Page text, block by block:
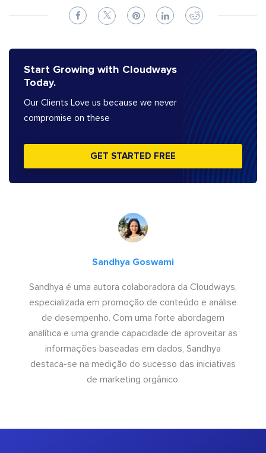
Start Growing with Cloudways
Today.
Our Clients Love us because we never
compromise on these
GET STARTED FREE
Sandhya Goswami
Sandhya é uma autora colaboradora da Cloudways,
especializada em promoção de conteúdo e análise
de desempenho. Com uma forte abordagem
analítica e uma grande capacidade de aproveitar as
informações baseadas em dados, Sandhya
destaca-se na medição do sucesso das iniciativas
de marketing orgânico.